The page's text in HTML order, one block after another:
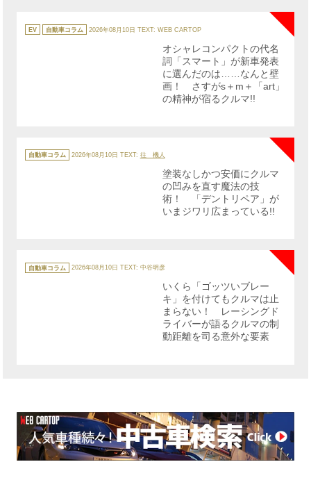
テ
ゴ
EV 自動車コラム 2026年08月10日 TEXT: WEB CARTOP
オシャレコンパクトの代名
詞「スマート」が新車発表
に選んだのは……なんと壁
画！ さすがs＋m＋「art」
の精神が宿るクルマ!!
テ
ゴ
自動車コラム 2026年08月10日 TEXT: 往 機人
塗装なしかつ安価にクルマ
の凹みを直す魔法の技
術！ 「デントリペア」が
いまジワリ広まっている!!
テ
ゴ
自動車コラム 2026年08月10日 TEXT: 中谷明彦
いくら「ゴッツいブレー
キ」を付けてもクルマは止
まらない！ レーシングド
ライバーが語るクルマの制
動距離を司る意外な要素